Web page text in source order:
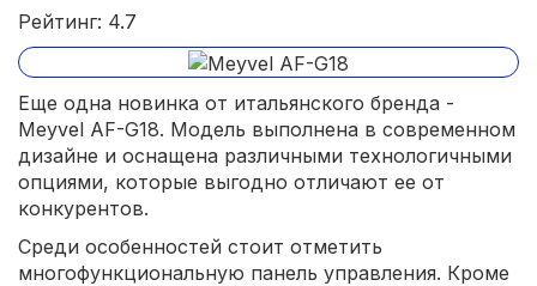
Рейтинг: 4.7
Еще одна новинка от итальянского бренда -
Meyvel AF-G18. Модель выполнена в современном
дизайне и оснащена различными технологичными
опциями, которые выгодно отличают ее от
конкурентов.
Среди особенностей стоит отметить
многофункциональную панель управления. Кроме